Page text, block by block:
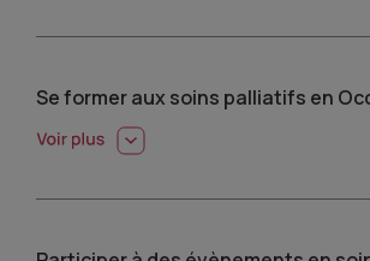
Se former aux soins palliatifs en